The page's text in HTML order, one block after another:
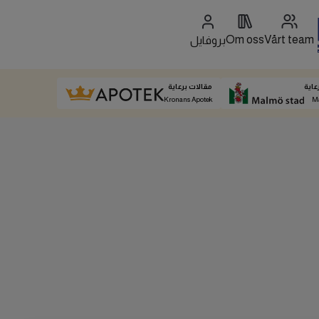
Vårt team
Om ossبروفايل
مقالات برعاية
Kronans Apotek